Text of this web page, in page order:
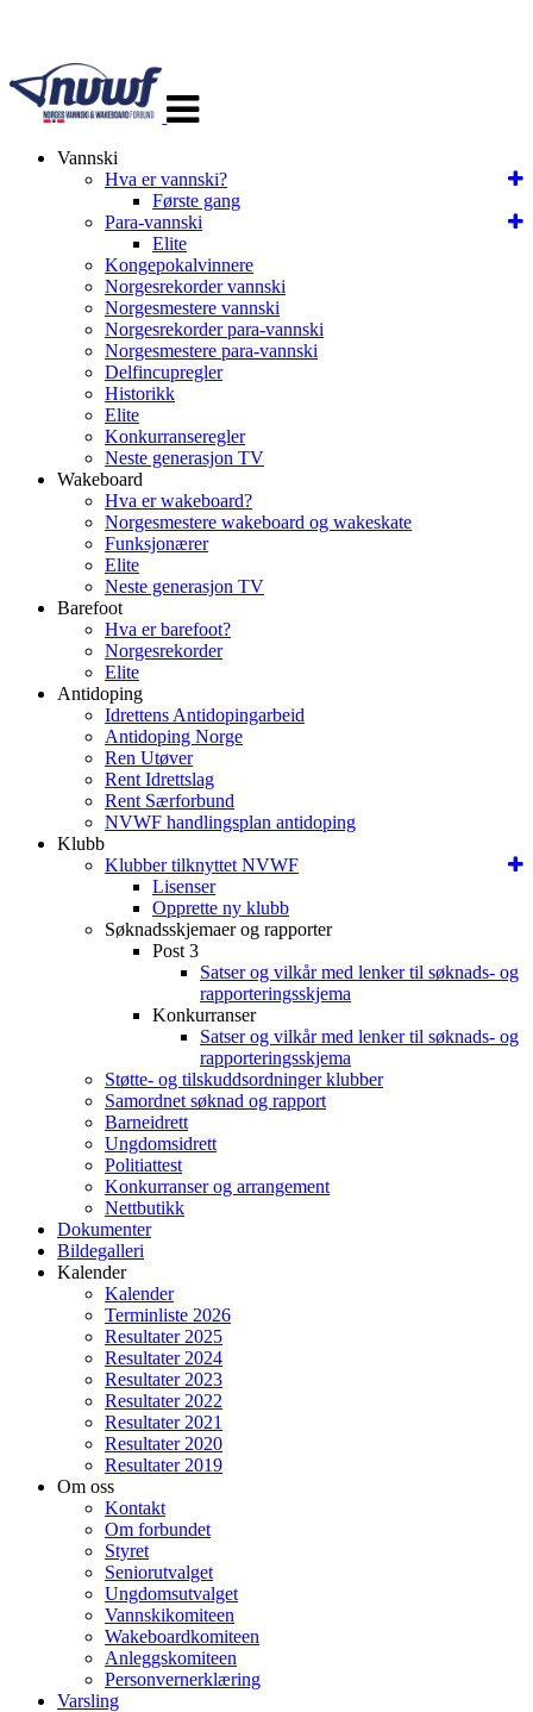
navigasjon
Vannski
Hva er vannski?
Første gang
Para-vannski
Elite
Kongepokalvinnere
Norgesrekorder vannski
Norgesmestere vannski
Norgesrekorder para-vannski
Norgesmestere para-vannski
Delfincupregler
Historikk
Elite
Konkurranseregler
Neste generasjon TV
Wakeboard
Hva er wakeboard?
Norgesmestere wakeboard og wakeskate
Funksjonærer
Elite
Neste generasjon TV
Barefoot
Hva er barefoot?
Norgesrekorder
Elite
Antidoping
Idrettens Antidopingarbeid
Antidoping Norge
Ren Utøver
Rent Idrettslag
Rent Særforbund
NVWF handlingsplan antidoping
Klubb
Klubber tilknyttet NVWF
Lisenser
Opprette ny klubb
Søknadsskjemaer og rapporter
Post 3
Satser og vilkår med lenker til søknads- og
rapporteringsskjema
Konkurranser
Satser og vilkår med lenker til søknads- og
rapporteringsskjema
Støtte- og tilskuddsordninger klubber
Samordnet søknad og rapport
Barneidrett
Ungdomsidrett
Politiattest
Konkurranser og arrangement
Nettbutikk
Dokumenter
Bildegalleri
Kalender
Kalender
Terminliste 2026
Resultater 2025
Resultater 2024
Resultater 2023
Resultater 2022
Resultater 2021
Resultater 2020
Resultater 2019
Om oss
Kontakt
Om forbundet
Styret
Seniorutvalget
Ungdomsutvalget
Vannskikomiteen
Wakeboardkomiteen
Anleggskomiteen
Personvernerklæring
Varsling